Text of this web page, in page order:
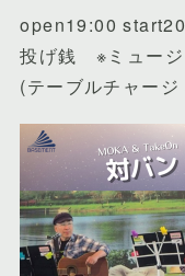
open19:00
投げ銭 ※ミュージ
(テーブルチャー